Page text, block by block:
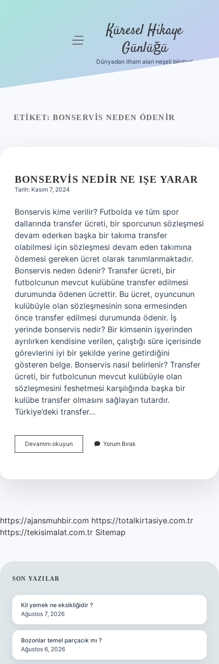
menüyü
Küresel Hikaye
Günlüğü
Dünyadan ilham alan neşeli bilgiler!
ETIKET: BONSERVIS NEDEN ÖDENIR
BONSERVIS NEDIR NE IŞE YARAR
Tarih: Kasım 7, 2024
Bonservis kime verilir? Futbolda ve tüm spor
dallarında transfer ücreti, bir sporcunun sözleşmesi
devam ederken başka bir takıma transfer
olabilmesi için sözleşmesi devam eden takımına
ödemesi gereken ücret olarak tanımlanmaktadır.
Bonservis neden ödenir? Transfer ücreti, bir
futbolcunun mevcut kulübüne transfer edilmesi
durumunda ödenen ücrettir. Bu ücret, oyuncunun
kulübüyle olan sözleşmesinin sona ermesinden
önce transfer edilmesi durumunda ödenir. İş
yerinde bonservis nedir? Bir kimsenin işyerinden
ayrılırken kendisine verilen, çalıştığı süre içerisinde
görevlerini iyi bir şekilde yerine getirdiğini
gösteren belge. Bonservis nasıl belirlenir? Transfer
ücreti, bir futbolcunun mevcut kulübüyle olan
sözleşmesini feshetmesi karşılığında başka bir
kulübe transfer olmasını sağlayan tutardır.
Türkiye’deki transfer…
Devamını okuyun Bonservis
Nedir
Yarar
Yorum Bırak
https://ajansmuhbir.com https://totalkirtasiye.com.tr
https://tekisimalat.com.tr Sitemap
SIDEBAR
SON YAZILAR
Kil yemek ne eksikliğidir ?
Ağustos 7, 2026
Bozonlar temel parçacık mı ?
Ağustos 6, 2026